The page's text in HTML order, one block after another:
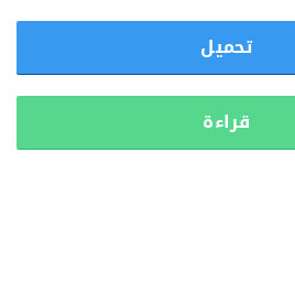
تحميل
قراءة